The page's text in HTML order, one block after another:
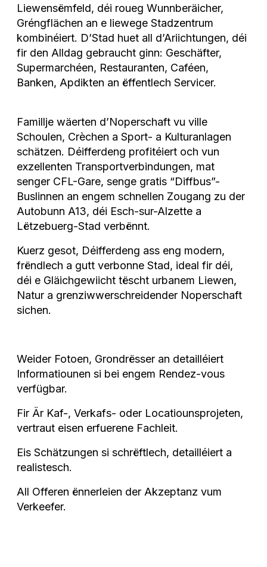
Liewensëmfeld, déi roueg Wunnberäicher,
Gréngflächen an e liewege Stadzentrum
kombinéiert. D’Stad huet all d’Ariichtungen, déi
fir den Alldag gebraucht ginn: Geschäfter,
Supermarchéen, Restauranten, Caféen,
Banken, Apdikten an ëffentlech Servicer.
Famillje wäerten d’Noperschaft vu ville
Schoulen, Crèchen a Sport- a Kulturanlagen
schätzen. Déifferdeng profitéiert och vun
exzellenten Transportverbindungen, mat
senger CFL-Gare, senge gratis “Diffbus”-
Buslinnen an engem schnellen Zougang zu der
Autobunn A13, déi Esch-sur-Alzette a
Lëtzebuerg-Stad verbënnt.
Kuerz gesot, Déifferdeng ass eng modern,
frëndlech a gutt verbonne Stad, ideal fir déi,
déi e Gläichgewiicht tëscht urbanem Liewen,
Natur a grenziwwerschreidender Noperschaft
sichen.
Weider Fotoen, Grondrësser an detailléiert
Informatiounen si bei engem Rendez-vous
verfügbar.
Fir Är Kaf-, Verkafs- oder Locatiounsprojeten,
vertraut eisen erfuerene Fachleit.
Eis Schätzungen si schrëftlech, detailléiert a
realistesch.
All Offeren ënnerleien der Akzeptanz vum
Verkeefer.